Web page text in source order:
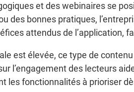
et des webinaires se
des bonnes pratiques,
attendus de l’application,
est élevée, ce type de
l’engagement des lecteurs
les fonctionnalités à prioriser